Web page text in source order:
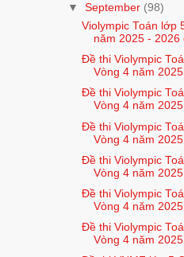
▼September (98)
Violympic Toán lớp
năm 2025 - 2026
Đề thi Violympic
Vòng 4 năm
Đề thi Violympic
Vòng 4 năm
Đề thi Violympic
Vòng 4 năm 2025
Đề thi Violympic
Vòng 4 năm 2025
Đề thi Violympic
Vòng 4 năm 2025
Đề thi Violympic
Vòng 4 năm 2025